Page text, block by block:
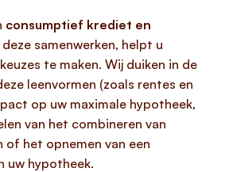
consumptief krediet en
samenwerken, helpt u
te maken. Wij duiken in de
leenvormen (zoals rentes en
op uw maximale hypotheek,
van het combineren van
of het opnemen van een
uw hypotheek.